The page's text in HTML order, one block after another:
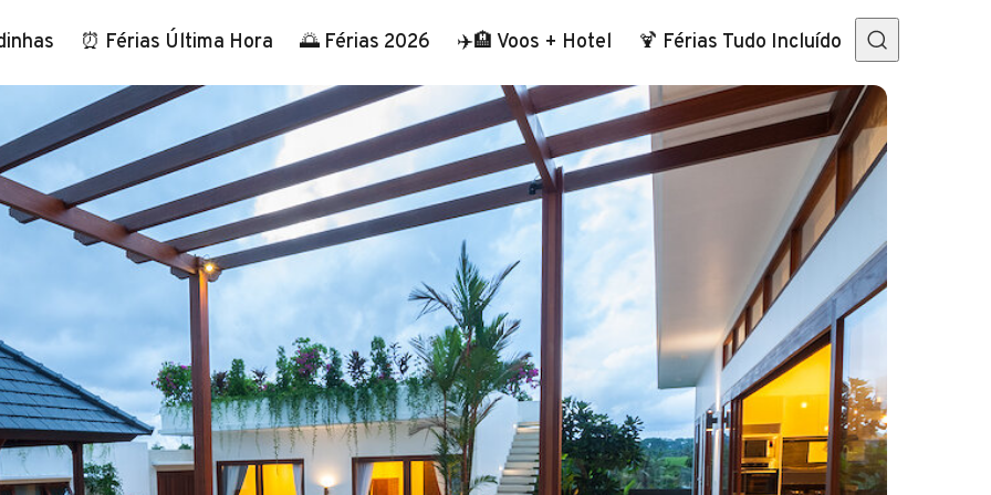
⏰ Férias Última Hora 🌅 Férias 2026 ✈️🏨 Voos + Hotel 🍹 Férias Tudo Incluído